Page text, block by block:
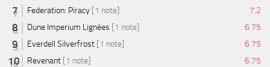
Federation: Piracy [1 note]
7.2
Dune Imperium Lignées [1 note]
6.75
Everdell Silverfrost [1 note]
6.75
Revenant [1 note] 6.75